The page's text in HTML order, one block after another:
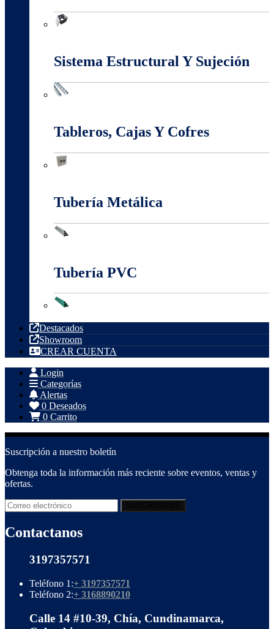
Sistema Estructural Y Sujeción
Tableros, Cajas Y Cofres
Tubería Metálica
Tubería PVC
Destacados
Showroom
CREAR CUENTA
Login
Categorías
Alertas
0 Deseados
0 Carrito
Suscripción a nuestro boletín
Obtenga toda la información más reciente sobre eventos, ventas y
ofertas.
Contactanos
3197357571
Teléfono 1:+ 3197357571
Teléfono 2:+ 3168890210
Calle 14 #10-39, Chía, Cundinamarca,